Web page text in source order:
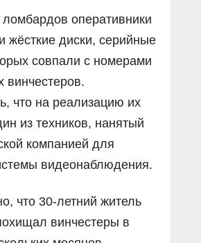
оперативники
жёсткие диски, серийные
совпали с номерами
винчестеров.
что на реализацию их
из техников, нанятый
компанией для
видеонаблюдения.
что 30-летний житель
винчестеры в